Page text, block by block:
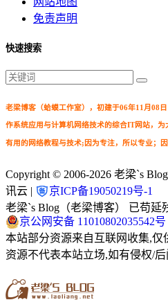
免责声明
快速搜索
老梁博客（蛤蟆工作室），初建于06年11月08
作系统应用与计算机网络技术的综合IT网站，为
有用的网络教程与技术;因为专注，所以专业；因
Copyright © 2006-2026 老梁`s Blog
讯云 |
京ICP备19050219号-1
老梁`s Blog（老梁博客） 已苟延
京公网安备 11010802035542号
本站部分资源来自互联网收集,仅
资源不代表本站立场,如有侵权/